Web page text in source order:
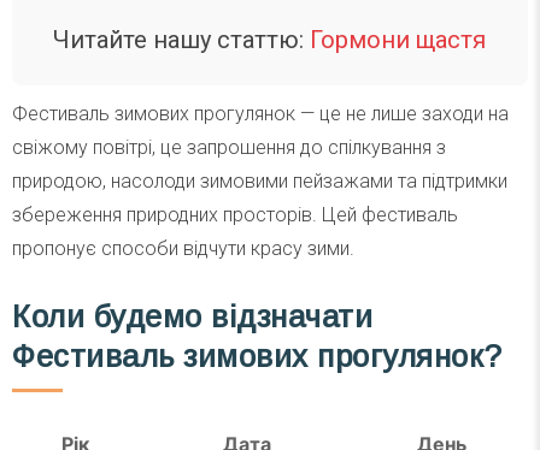
Читайте нашу статтю: Гормони щастя
Фестиваль зимових прогулянок — це не лише заходи на
свіжому повітрі, це запрошення до спілкування з
природою, насолоди зимовими пейзажами та підтримки
збереження природних просторів. Цей фестиваль
пропонує способи відчути красу зими.
Коли будемо відзначати
Фестиваль зимових прогулянок?
Рік Дата
День